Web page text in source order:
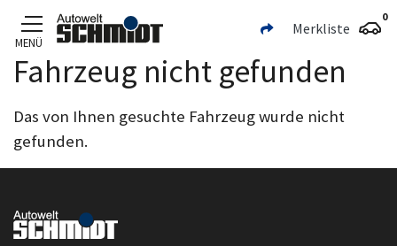
Zum Hauptinhalt
MENÜ
Merkliste
0
Fahrzeug nicht gefunden
Das von Ihnen gesuchte Fahrzeug wurde nicht
gefunden.